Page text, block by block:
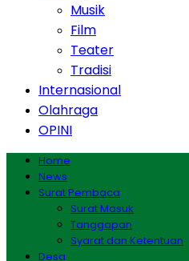
Musik
Film
Teater
Tradisi
Internasional
Olahraga
OPINI
Home
News
Surat Pembaca
Surat Masuk
Tanggapan
Syarat dan Ketentuan
Desa